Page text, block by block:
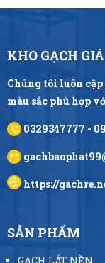
KHO GẠCH
Chúng tôi luôn
màu sắc phù hợp
0329347777 -
https://
SẢN PHẨM